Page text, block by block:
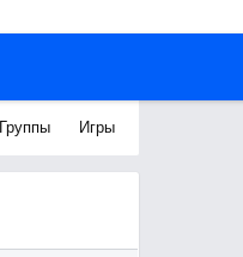
Группы Игры